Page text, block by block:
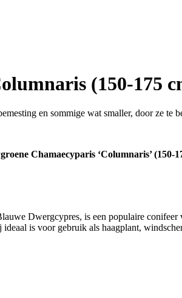
(150-175
en sommige wat smaller, door ze te
Chamaecyparis ‘Columnaris’
Dwergcypres, is een populaire
is voor gebruik als haagplant,